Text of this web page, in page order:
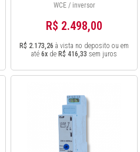
WCE / inversor
R$ 2.498,00
R$ 2.173,26 à vista no deposito ou em
até 6x de R$ 416,33 sem juros